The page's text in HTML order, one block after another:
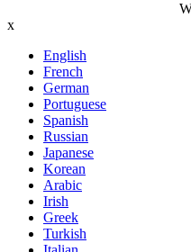
x
English
French
German
Portuguese
Spanish
Russian
Japanese
Korean
Arabic
Irish
Greek
Turkish